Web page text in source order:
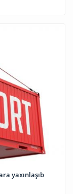
yaxınlaşıb